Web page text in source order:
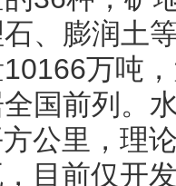
、膨润土
万吨
国前列。
公里，理
目前仅开